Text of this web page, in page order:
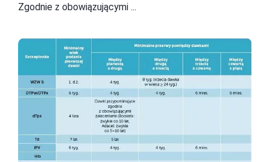
Zgodnie z obowiązującymi ...